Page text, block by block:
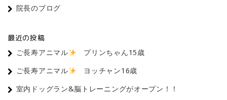
院長のブログ
最近の投稿
ご長寿アニマル
プリンちゃん15歳
ご長寿アニマル
ヨッチャン16歳
室内ドッグラン&脳トレーニングがオープン！！